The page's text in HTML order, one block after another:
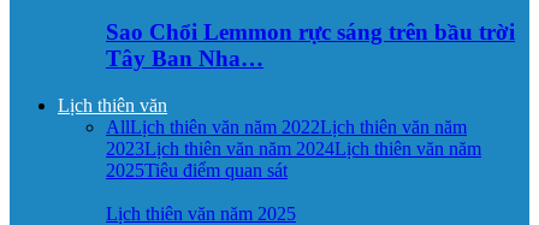
Sao Chổi Lemmon rực sáng trên bầu trời
Tây Ban Nha…
Lịch thiên văn
AllLịch thiên văn năm 2022Lịch thiên văn năm
2023Lịch thiên văn năm 2024Lịch thiên văn năm
2025Tiêu điểm quan sát
Lịch thiên văn năm 2025